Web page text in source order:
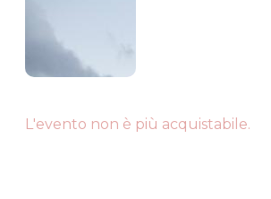
L'evento non è più acquistabile.